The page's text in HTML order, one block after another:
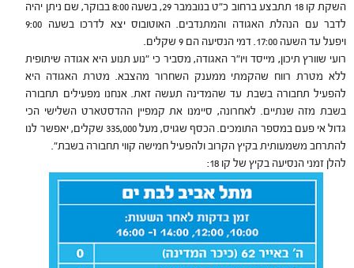
השקת קו 18 תתבצע ברחוב כ"ט בנובמבר 29, בשעה 8:00 בבוקר, שם ניתן יהיה
לדבר עם הנהלת האגודה והמתנדבים. האוטובוס יצא לדרכו בשעה 9:00
ויפעל עד השעה 17:00. דמי הנסיעה הם 9 שקלים.
רועי שוורץ תיכון, מייסד ויו"ר האגודה, מסביר כי "נוע תנוע היא אגודה שיתופית
ללא מטרת רווח שהקמתי ממענק השחרור מהצבא. מטרת האגודה היא
להפעיל תחבורה בשבת עד שהמדינה תעשה זאת. אנחנו מפעילים תחבורה
בשבת מזה שנתיים. לאחרונה, סיימנו את קמפיין ההדסטארט השלישי הכי
גדול אי פעם במספר התומכים. הכסף שגויס, מעל 335,000 שקלים, יאפשר לנו
להתרחב משמעותית בקיץ הקרוב ולהפעיל חמישה קווי תחבורה בשבת".
להלן זמני הנסיעה בקיץ של קו 18: